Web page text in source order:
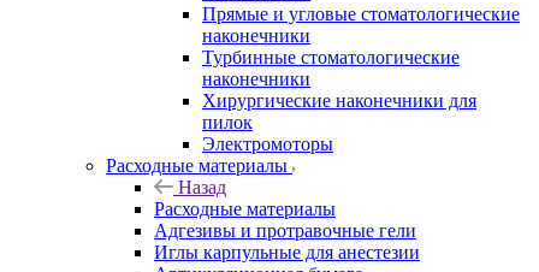
Прямые и угловые стоматологические
наконечники
Турбинные стоматологические
наконечники
Хирургические наконечники для
пилок
Электромоторы
Расходные материалы
Назад
Расходные материалы
Адгезивы и протравочные гели
Иглы карпульные для анестезии